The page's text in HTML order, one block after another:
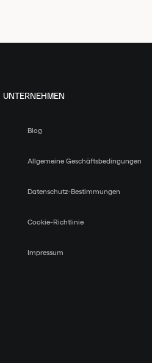
UNTERNEHMEN
Blog
Allgemeine Geschäftsbedingungen
Datenschutz-Bestimmungen
Cookie-Richtlinie
Impressum